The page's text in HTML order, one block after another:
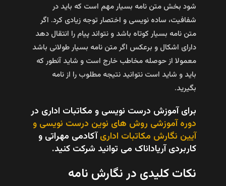
شود بخش متن نامه بسیار مهم است که باید در
شفافیت، ساده نویسی و اختصار توجه زیادی کرد. اگر
متن نامه بسیار کوتاه باشد و نتواند پیام را انتقال دهد
دارای اشکال و برعکس اگر متن نامه بسیار طولانی باشد
معمولا از حوصله مخاطب خارج است و شاید آنطور که
باید و شاید است نتوانید نتیجه مطلوب را از نامه
بگیرید.
برای آموزش درست نویسی و مکاتبات اداری در
دوره آموزشی روش های نوین درست نویسی و
آیین نگارش مکاتبات اداریآکادمی مهراتی و
کاربردی آریاداناک می توانید شرکت کنید.
نکات کلیدی در نگارش نامه